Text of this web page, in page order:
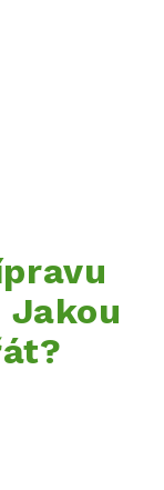
Jakou